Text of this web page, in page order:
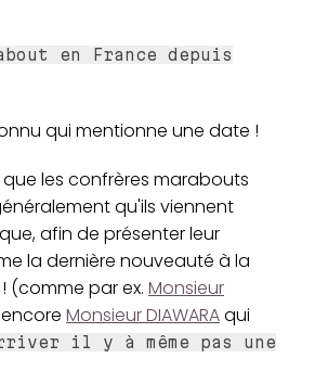
en France depuis
qui mentionne une date !
les confrères marabouts
qu'ils viennent
afin de présenter leur
la dernière nouveauté à la
(comme par ex. Monsieur
Monsieur DIAWARAqui
il y à même pas une